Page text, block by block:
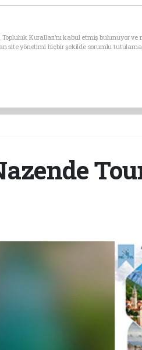
Kuralları’nı kabul etmiş bulunuyor
site yönetimi hiçbir şekilde sorumlu